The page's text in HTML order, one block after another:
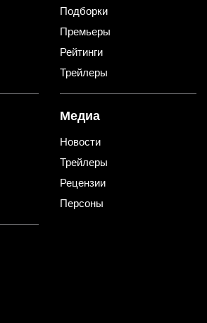
Подборки
Премьеры
Рейтинги
Трейлеры
Медиа
Новости
Трейлеры
Рецензии
Персоны